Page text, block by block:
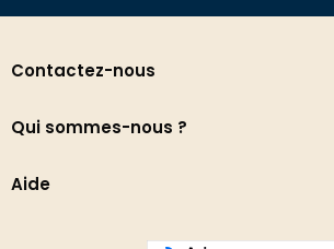
Contactez-nous
Qui sommes-nous ?
Aide